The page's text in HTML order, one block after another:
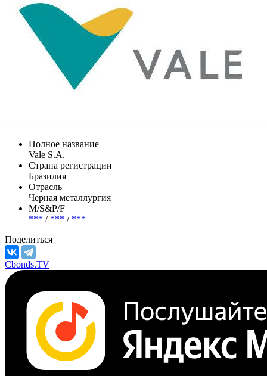
Полное название
Vale S.A.
Страна регистрации
Бразилия
Отрасль
Черная металлургия
М/S&P/F
*** / *** / ***
Поделиться
Cbonds.TV